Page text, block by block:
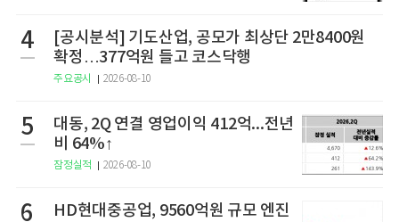
4
[공시분석] 기도산업, 공모가 최상단 2만8400원
확정…377억원 들고 코스닥행
주요공시 2026-08-10
5
대동, 2Q 연결 영업이익 412억...전년
비 64%↑
잠정실적 2026-08-10
6
HD현대중공업, 9560억원 규모 엔진